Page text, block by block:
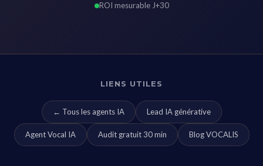
ROI mesurable J+30
LIENS UTILES
← Tous les agents IA Lead IA générative
Agent Vocal IA Audit gratuit 30 min Blog VOCALIS